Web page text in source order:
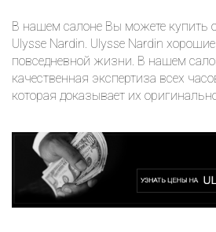
В нашем салоне Вы можете купить
Ulysse Nardin. Ulysse Nardin
повседневной жизни. В нашем
качественная экспертиза всех
которая доказывает их